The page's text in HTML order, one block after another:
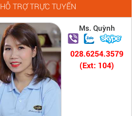
HỖ TRỢ TRỰC TUYẾN
Ms. Quỳnh
028.6254.3579
(Ext: 104)